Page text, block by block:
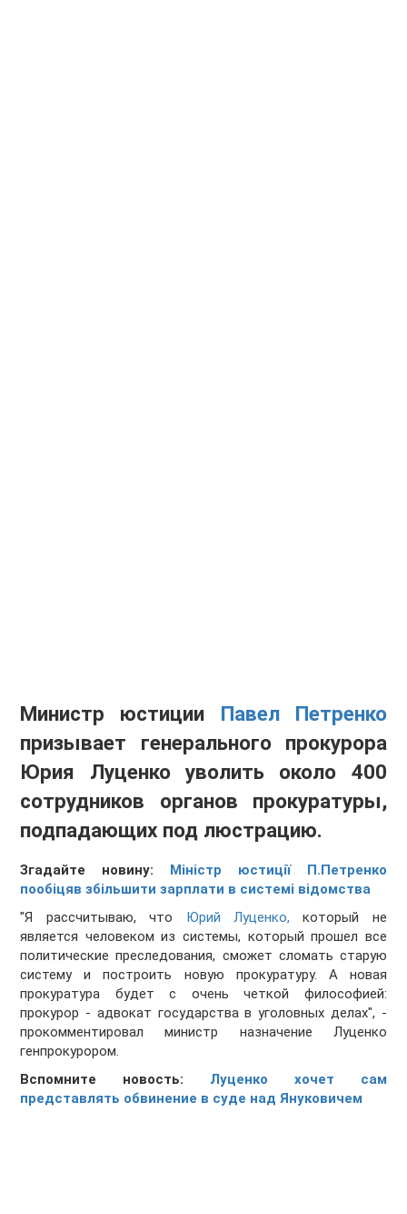
Министр юстиции Павел Петренко
призывает генерального прокурора
Юрия Луценко уволить около 400
сотрудников органов прокуратуры,
подпадающих под люстрацию.
Згадайте новину:
Міністр юстиції П.Петренко
пообіцяв збільшити зарплати в системі відомства
"Я рассчитываю, что
Юрий Луценко, который не
является человеком из системы, который прошел все
политические преследования, сможет сломать старую
систему и построить новую прокуратуру. А новая
прокуратура будет с очень четкой философией:
прокурор - адвокат государства в уголовных делах", -
прокомментировал министр назначение Луценко
генпрокурором.
Вспомните новость: Луценко хочет сам
представлять обвинение в суде над Януковичем